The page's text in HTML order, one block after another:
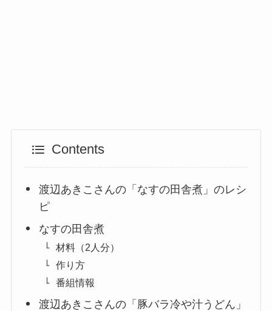
Contents
渡辺あきこさんの「なすの田舎煮」のレシ
ピ
なすの田舎煮
材料（2人分）
作り方
番組情報
渡辺あきこさんの「豚バラ冷や汁うどん」